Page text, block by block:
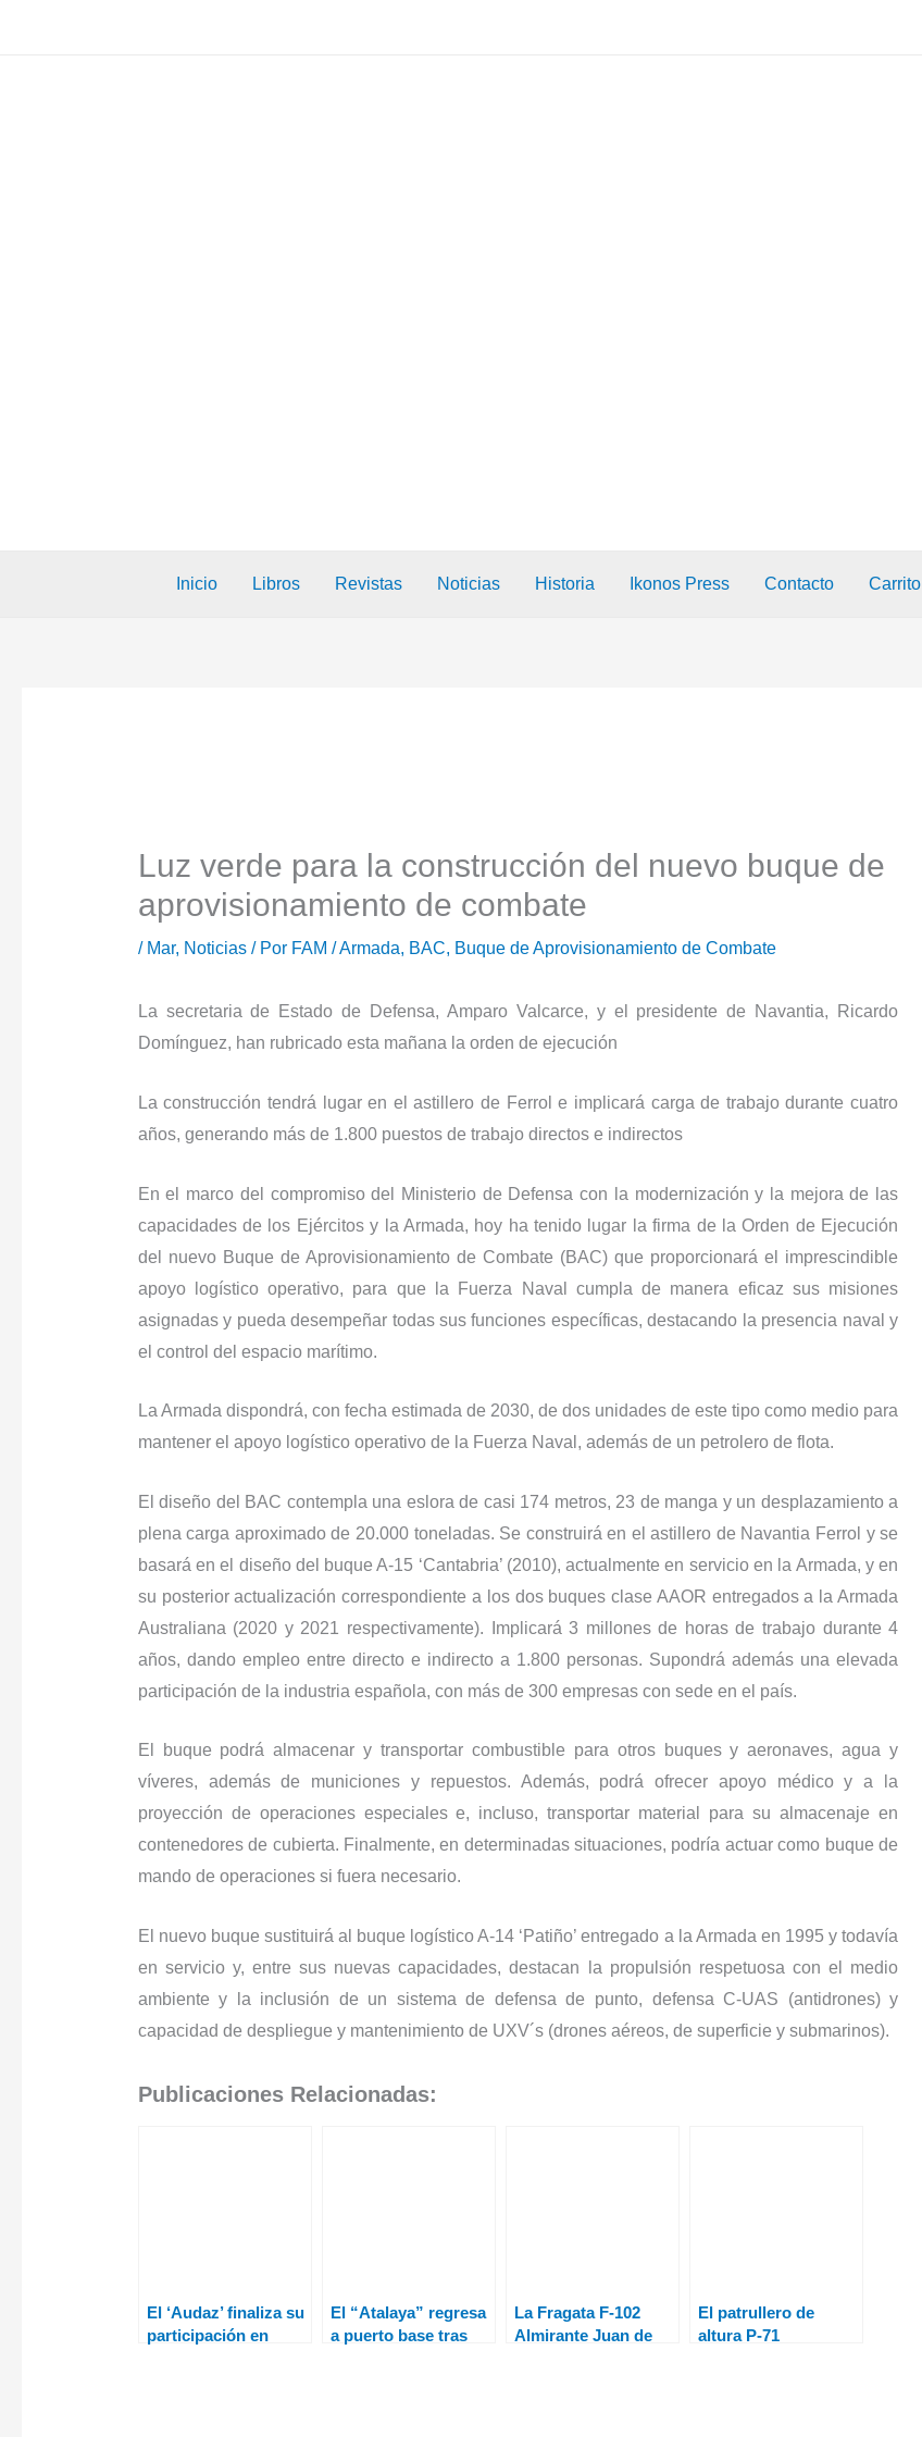
Inicio Libros Revistas Noticias Historia Ikonos Press Contacto Carrito
Luz verde para la construcción del nuevo buque de
aprovisionamiento de combate
/ Mar, Noticias/ Por FAM /Armada, BAC, Buque de Aprovisionamiento de Combate
La secretaria de Estado de Defensa, Amparo Valcarce, y el presidente de Navantia, Ricardo
Domínguez, han rubricado esta mañana la orden de ejecución
La construcción tendrá lugar en el astillero de Ferrol e implicará carga de trabajo durante cuatro
años, generando más de 1.800 puestos de trabajo directos e indirectos
En el marco del compromiso del Ministerio de Defensa con la modernización y la mejora de las
capacidades de los Ejércitos y la Armada, hoy ha tenido lugar la firma de la Orden de Ejecución
del nuevo Buque de Aprovisionamiento de Combate (BAC) que proporcionará el imprescindible
apoyo logístico operativo, para que la Fuerza Naval cumpla de manera eficaz sus misiones
asignadas y pueda desempeñar todas sus funciones específicas, destacando la presencia naval y
el control del espacio marítimo.
La Armada dispondrá, con fecha estimada de 2030, de dos unidades de este tipo como medio para
mantener el apoyo logístico operativo de la Fuerza Naval, además de un petrolero de flota.
El diseño del BAC contempla una eslora de casi 174 metros, 23 de manga y un desplazamiento a
plena carga aproximado de 20.000 toneladas. Se construirá en el astillero de Navantia Ferrol y se
basará en el diseño del buque A-15 ‘Cantabria’ (2010), actualmente en servicio en la Armada, y en
su posterior actualización correspondiente a los dos buques clase AAOR entregados a la Armada
Australiana (2020 y 2021 respectivamente). Implicará 3 millones de horas de trabajo durante 4
años, dando empleo entre directo e indirecto a 1.800 personas. Supondrá además una elevada
participación de la industria española, con más de 300 empresas con sede en el país.
El buque podrá almacenar y transportar combustible para otros buques y aeronaves, agua y
víveres, además de municiones y repuestos. Además, podrá ofrecer apoyo médico y a la
proyección de operaciones especiales e, incluso, transportar material para su almacenaje en
contenedores de cubierta. Finalmente, en determinadas situaciones, podría actuar como buque de
mando de operaciones si fuera necesario.
El nuevo buque sustituirá al buque logístico A-14 ‘Patiño’ entregado a la Armada en 1995 y todavía
en servicio y, entre sus nuevas capacidades, destacan la propulsión respetuosa con el medio
ambiente y la inclusión de un sistema de defensa de punto, defensa C-UAS (antidrones) y
capacidad de despliegue y mantenimiento de UXV´s (drones aéreos, de superficie y submarinos).
Publicaciones Relacionadas:
El ‘Audaz’ finaliza su
participación en
El “Atalaya” regresa
a puerto base tras
La Fragata F-102
Almirante Juan de
El patrullero de
altura P-71